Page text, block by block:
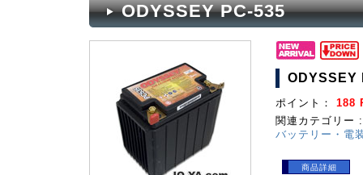
ODYSSEY PC-535
ODYSSEY
ポイント： 188
関連カテゴリー :
バッテリー・電
商品詳細